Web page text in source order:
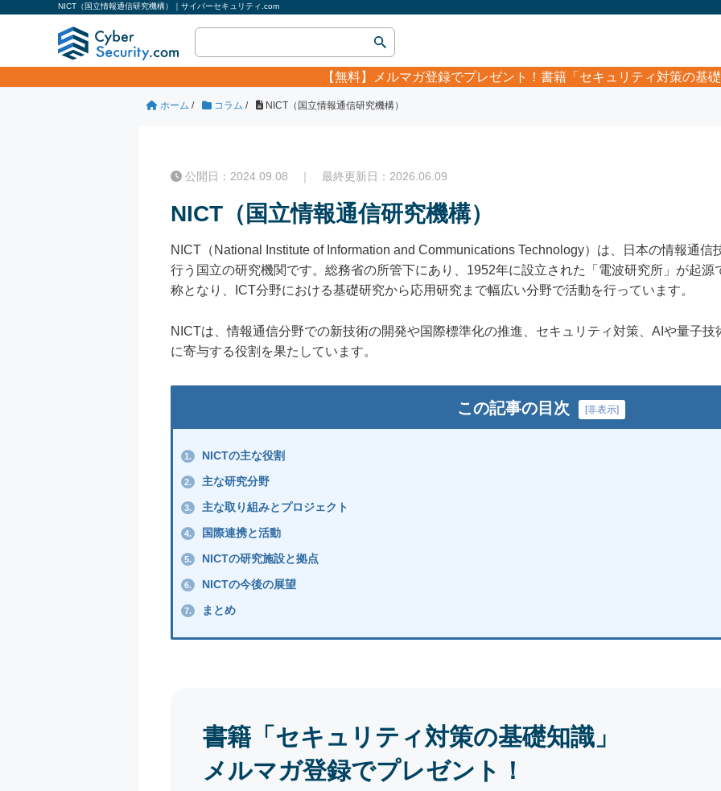
NICT（国立情報通信研究機構）｜サイバーセキュリティ.com
【無料】 メルマガ登録でプレゼント！書籍「セキュリティ対策の基
ホーム / コラム / NICT（国立情報通信研究機構）
公開日：2024.09.08 ｜ 最終更新日：2026.06.09
NICT（国立情報通信研究機構）
NICT（National Institute of Information and Communications Technology）は、日本の情報通信
行う国立の研究機関です。総務省の所管下にあり、1952年に設立された「電波研究所」が起
称となり、ICT分野における基礎研究から応用研究まで幅広い分野で活動を行っています。
NICTは、情報通信分野での新技術の開発や国際標準化の推進、セキュリティ対策、AIや量子
に寄与する役割を果たしています。
この記事の目次 [非表示]
1. NICTの主な役割
2. 主な研究分野
3. 主な取り組みとプロジェクト
4. 国際連携と活動
5. NICTの研究施設と拠点
6. NICTの今後の展望
7. まとめ
書籍「セキュリティ対策の基礎知識」
メルマガ登録でプレゼント！